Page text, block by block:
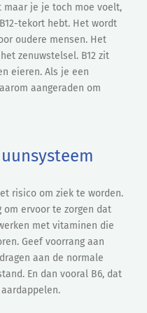
maar je je toch moe voelt,
tekort hebt. Het wordt
oudere mensen. Het
zenuwstelsel. B12 zit
eieren. Als je een
aangeraden om
risico om ziek te worden.
ervoor te zorgen dat
met vitaminen die
Geef voorrang aan
aan de normale
En dan vooral B6, dat